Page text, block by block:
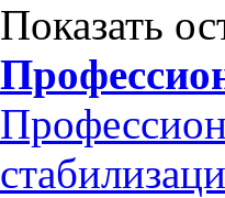
Показать